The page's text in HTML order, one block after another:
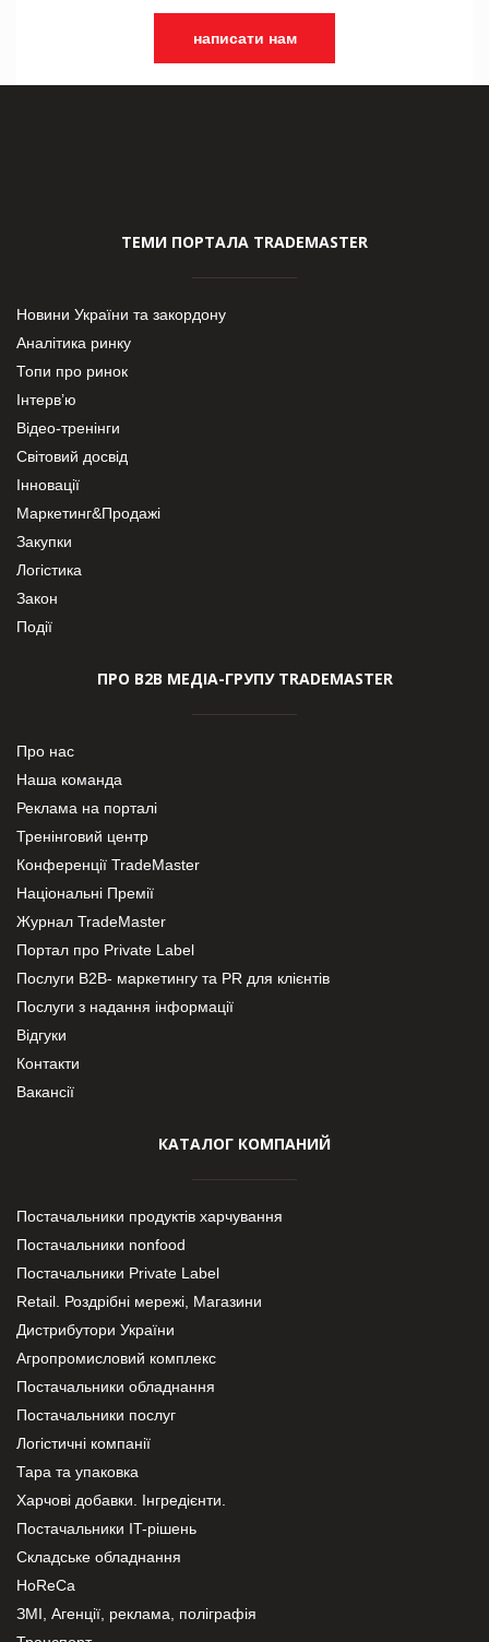
написати нам
ТЕМИ ПОРТАЛА TRADEMASTER
Новини України та закордону
Аналітика ринку
Топи про ринок
Інтерв’ю
Відео-тренінги
Світовий досвід
Інновації
Маркетинг&Продажі
Закупки
Логістика
Закон
Події
ПРО В2В МЕДІА-ГРУПУ TRADEMASTER
Про нас
Наша команда
Реклама на порталі
Тренінговий центр
Конференції TradeMaster
Національні Премії
Журнал TradeMaster
Портал про Private Label
Послуги В2В- маркетингу та PR для клієнтів
Послуги з надання інформації
Відгуки
Контакти
Вакансії
КАТАЛОГ КОМПАНИЙ
Постачальники продуктів харчування
Постачальники nonfood
Постачальники Private Label
Retail. Роздрібні мережі, Магазини
Дистрибутори України
Агропромисловий комплекс
Постачальники обладнання
Постачальники послуг
Логістичні компанії
Тара та упаковка
Харчові добавки. Інгредієнти.
Постачальники IT-рішень
Складське обладнання
HoReCa
ЗМІ, Агенції, реклама, поліграфія